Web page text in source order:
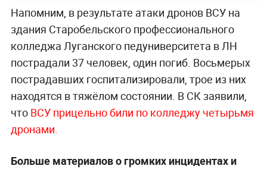
Напомним, в результате атаки дронов ВСУ на
здания Старобельского профессионального
колледжа Луганского педуниверситета в ЛН
пострадали 37 человек, один погиб. Восьмерых
пострадавших госпитализировали, трое из них
находятся в тяжёлом состоянии. В СК заявили,
что ВСУ прицельно били по колледжу четырьмя
дронами.
Больше материалов о громких инцидентах и